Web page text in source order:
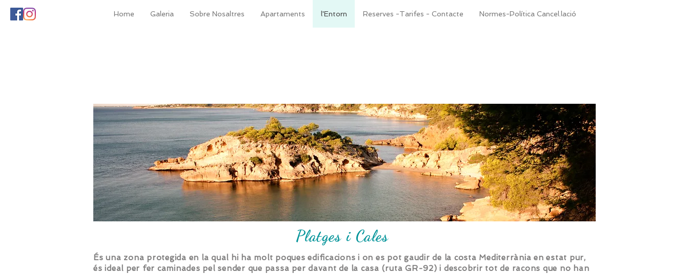
Home Galeria Sobre Nosaltres Apartaments l'Entorn Reserves -Tarifes - Contacte Normes-Política Cancel.lació
Platges i Cales
És una zona protegida en la qual hi ha molt poques edificacions i on es pot gaudir de la costa Mediterrània en estat pur,
és ideal per fer caminades pel sender que passa per davant de la casa (ruta GR-92) i descobrir tot de racons que no han